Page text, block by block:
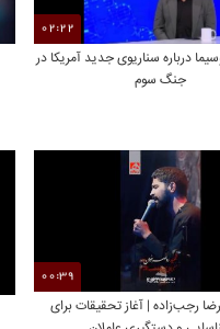
02:22
درباره سناریوی جدید آمریکا در
جنگ سوم
00:39
رجب‌زاده | آغاز تحقیقات برای